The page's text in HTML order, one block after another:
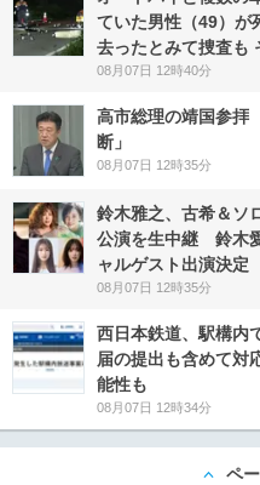
ていた男性（49）
去ったとみて捜査も
08月07日 12時40分
高市総理の靖国参拝
断」
08月07日 12時35分
鈴木雅之、古希＆ソ
公演を生中継 鈴木
ャルゲスト出演決定
08月07日 12時35分
西日本鉄道、駅構内
届の提出も含めて
能性も
08月07日 12時34分
ペ